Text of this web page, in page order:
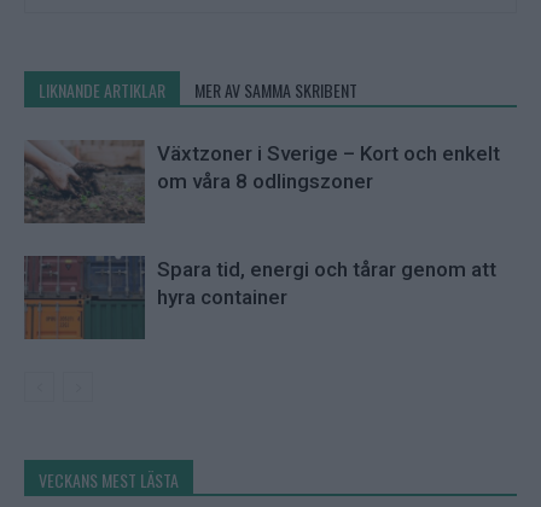
LIKNANDE ARTIKLAR MER AV SAMMA SKRIBENT
Växtzoner i Sverige – Kort och enkelt
om våra 8 odlingszoner
Spara tid, energi och tårar genom att
hyra container
VECKANS MEST LÄSTA